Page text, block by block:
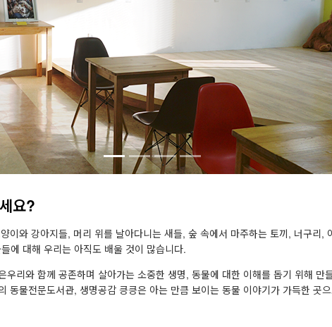
요?
이와 강아지들, 머리 위를 날아다니는 새들, 숲 속에서 마주하는 토끼, 너구리,
에 대해 우리는 아직도 배울 것이 많습니다.
우리와 함께 공존하며 살아가는 소중한 생명, 동물에 대한 이해를 돕기 위해 만
동물전문도서관, 생명공감 킁킁은 아는 만큼 보이는 동물 이야기가 가득한 곳